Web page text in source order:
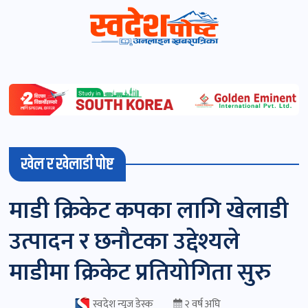
विशेष
माडी
(स्थानीय)
खबर
पोष्ट
चितवन
खबर
खेल र खेलाडी पोष्ट
माडी क्रिकेट कपका लागि खेलाडी
उत्पादन र छनौटका उद्देश्यले
माडीमा क्रिकेट प्रतियोगिता सुरु
स्वदेश न्यूज डेस्क २ वर्ष अघि